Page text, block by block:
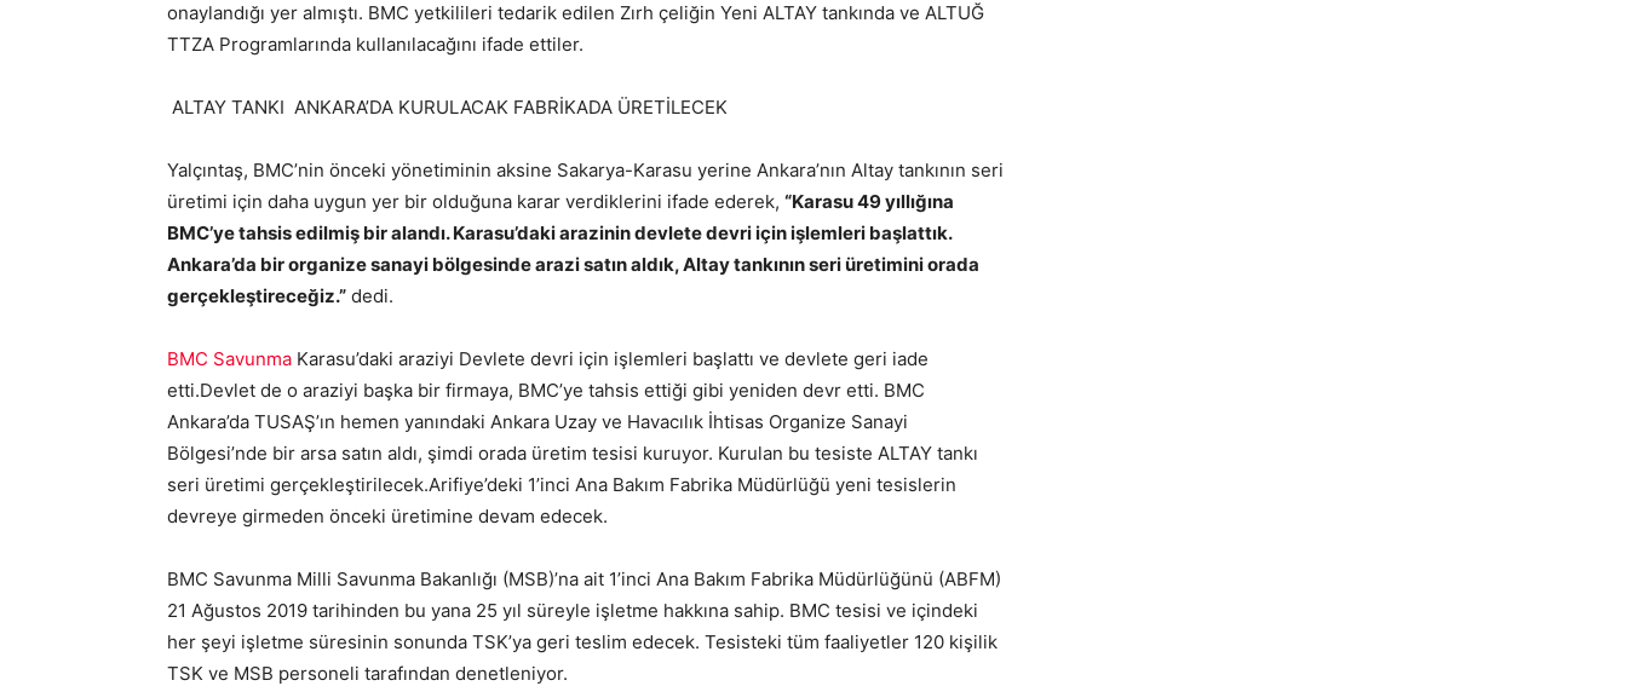
onaylandığı yer almıştı. BMC yetkilileri tedarik edilen Zırh çeliğin Yeni ALTAY tankında ve ALTUĞ
TTZA Programlarında kullanılacağını ifade ettiler.
ALTAY TANKI ANKARA’DA KURULACAK FABRİKADA ÜRETİLECEK
Yalçıntaş, BMC’nin önceki yönetiminin aksine Sakarya-Karasu yerine Ankara’nın Altay tankının seri
üretimi için daha uygun yer bir olduğuna karar verdiklerini ifade ederek, “Karasu 49 yıllığına
BMC’ye tahsis edilmiş bir alandı. Karasu’daki arazinin devlete devri için işlemleri başlattık.
Ankara’da bir organize sanayi bölgesinde arazi satın aldık, Altay tankının seri üretimini orada
gerçekleştireceğiz.” dedi.
BMC Savunma Karasu’daki araziyi Devlete devri için işlemleri başlattı ve devlete geri iade
etti.Devlet de o araziyi başka bir firmaya, BMC’ye tahsis ettiği gibi yeniden devr etti. BMC
Ankara’da TUSAŞ’ın hemen yanındaki Ankara Uzay ve Havacılık İhtisas Organize Sanayi
Bölgesi’nde bir arsa satın aldı, şimdi orada üretim tesisi kuruyor. Kurulan bu tesiste ALTAY tankı
seri üretimi gerçekleştirilecek.Arifiye’deki 1’inci Ana Bakım Fabrika Müdürlüğü yeni tesislerin
devreye girmeden önceki üretimine devam edecek.
BMC Savunma Milli Savunma Bakanlığı (MSB)’na ait 1’inci Ana Bakım Fabrika Müdürlüğünü (ABFM)
21 Ağustos 2019 tarihinden bu yana 25 yıl süreyle işletme hakkına sahip. BMC tesisi ve içindeki
her şeyi işletme süresinin sonunda TSK’ya geri teslim edecek. Tesisteki tüm faaliyetler 120 kişilik
TSK ve MSB personeli tarafından denetleniyor.